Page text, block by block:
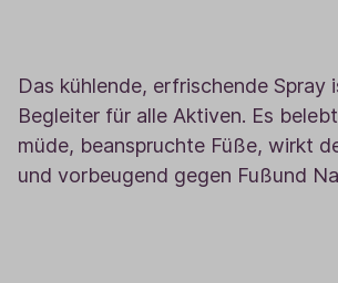
Das kühlende, erfrischende Spray
Begleiter für alle Aktiven. Es
müde, beanspruchte Füße, wirkt
und vorbeugend gegen Fußund